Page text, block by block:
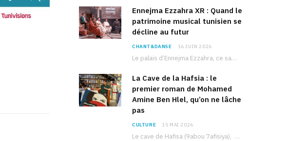
Ennejma Ezzahra XR : Quand le
patrimoine musical tunisien se
décline au futur
CHANT&DANSE 16 JUIN 2026
Le palais d’Ennejma Ezzahra, ce sanctuaire de la musique tunisienne et méditerranéenne construit par le…
La Cave de la Hafsia : le
premier roman de Mohamed
Amine Ben Hlel, qu’on ne lâche
pas
CULTURE 15 MAI 2026
Le cave de Hafisa (9abou 7afisiya), premier roman du journaliste tunisien Mohamed Amine Ben Hlel,…